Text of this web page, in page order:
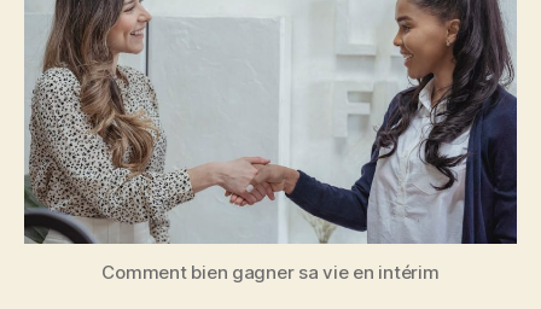
intérim
?
Comment bien gagner sa vie en intérim